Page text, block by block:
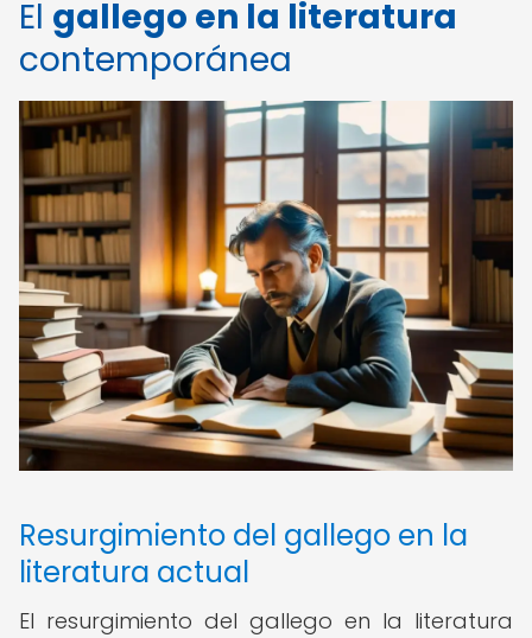
El gallego en la literatura
contemporánea
Resurgimiento del gallego en la
literatura actual
El resurgimiento del gallego en la literatura